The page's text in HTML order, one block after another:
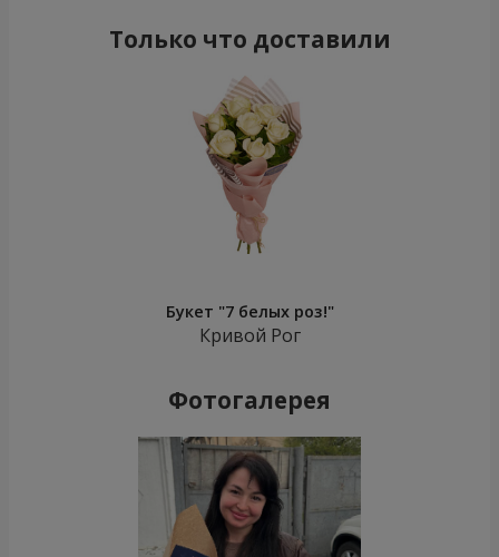
Только что доставили
Букет "7 белых роз!"
Кривой Рог
Фотогалерея